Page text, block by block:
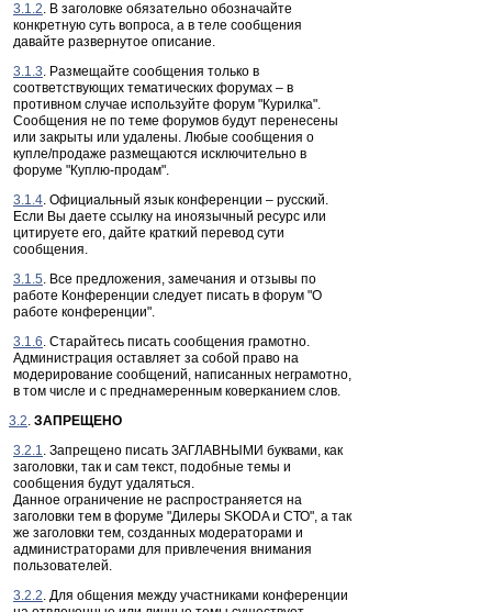
3.1.2. В заголовке обязательно обозначайте
конкретную суть вопроса, а в теле сообщения
давайте развернутое описание.
3.1.3. Размещайте сообщения только в
соответствующих тематических форумах – в
противном случае используйте форум "Курилка".
Сообщения не по теме форумов будут перенесены
или закрыты или удалены. Любые сообщения о
купле/продаже размещаются исключительно в
форуме "Куплю-продам".
3.1.4. Официальный язык конференции – русский.
Если Вы даете ссылку на иноязычный ресурс или
цитируете его, дайте краткий перевод сути
сообщения.
3.1.5. Все предложения, замечания и отзывы по
работе Конференции следует писать в форум "О
работе конференции".
3.1.6. Старайтесь писать сообщения грамотно.
Администрация оставляет за собой право на
модерирование сообщений, написанных неграмотно,
в том числе и с преднамеренным коверканием слов.
3.2. ЗАПРЕЩЕНО
3.2.1. Запрещено писать ЗАГЛАВНЫМИ буквами, как
заголовки, так и сам текст, подобные темы и
сообщения будут удаляться.
Данное ограничение не распространяется на
заголовки тем в форуме "Дилеры SKODA и СТО", а так
же заголовки тем, созданных модераторами и
администраторами для привлечения внимания
пользователей.
3.2.2. Для общения между участниками конференции